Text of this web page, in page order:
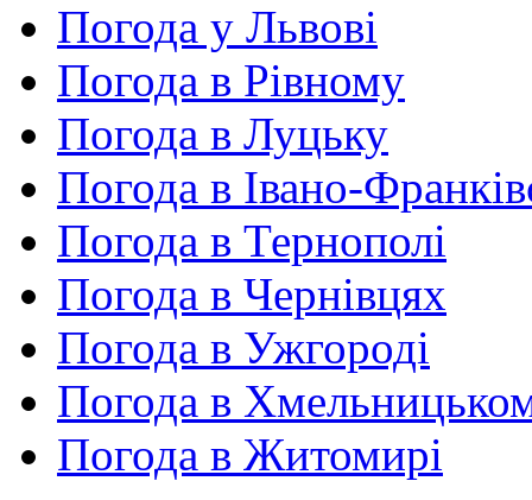
Погода у Львові
Погода в Рівному
Погода в Луцьку
Погода в Івано-
Погода в Тернополі
Погода в Чернівцях
Погода в Ужгороді
Погода в
Погода в Житомирі